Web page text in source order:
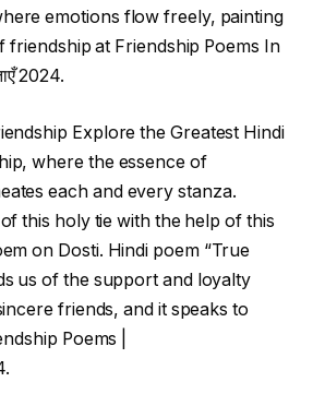
emotions flow freely, painting
friendship at Friendship Poems In
2024.
Explore the Greatest Hindi
where the essence of
each and every stanza.
this holy tie with the help of this
on Dosti. Hindi poem “True
us of the support and loyalty
friends, and it speaks to
Poems |